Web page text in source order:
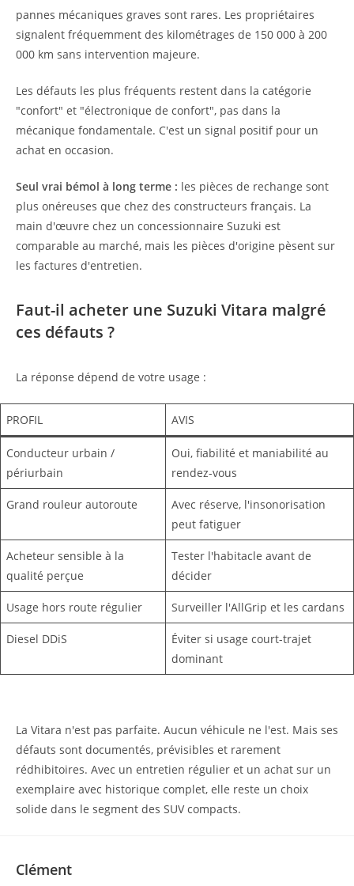
pannes mécaniques graves sont rares. Les propriétaires
signalent fréquemment des kilométrages de 150 000 à 200
000 km sans intervention majeure.
Les défauts les plus fréquents restent dans la catégorie
"confort" et "électronique de confort", pas dans la
mécanique fondamentale. C'est un signal positif pour un
achat en occasion.
Seul vrai bémol à long terme : les pièces de rechange sont
plus onéreuses que chez des constructeurs français. La
main d'œuvre chez un concessionnaire Suzuki est
comparable au marché, mais les pièces d'origine pèsent sur
les factures d'entretien.
Faut-il acheter une Suzuki Vitara malgré
ces défauts ?
La réponse dépend de votre usage :
PROFIL AVIS
Conducteur urbain /
périurbain
Oui, fiabilité et maniabilité au
rendez-vous
Grand rouleur autoroute
Avec réserve, l'insonorisation
peut fatiguer
Acheteur sensible à la
qualité perçue
Tester l'habitacle avant de
décider
Usage hors route régulier Surveiller l'AllGrip et les cardans
Diesel DDiS
Éviter si usage court-trajet
dominant
La Vitara n'est pas parfaite. Aucun véhicule ne l'est. Mais ses
défauts sont documentés, prévisibles et rarement
rédhibitoires. Avec un entretien régulier et un achat sur un
exemplaire avec historique complet, elle reste un choix
solide dans le segment des SUV compacts.
Clément